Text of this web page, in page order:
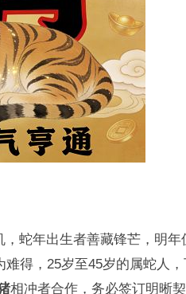
，蛇年出生者善藏锋芒，明
难得，25岁至45岁的属蛇人
相冲者合作，务必签订明晰